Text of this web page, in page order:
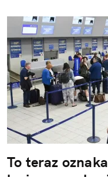
To teraz